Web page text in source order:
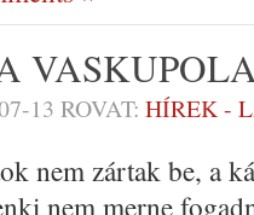
13 ROVAT: HÍREK -
nem zártak be, a
nem merne